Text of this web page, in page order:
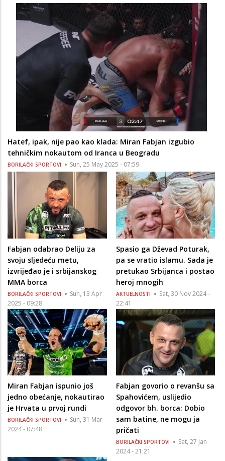
Hatef, ipak, nije pao kao klada: Miran Fabjan izgubio
tehničkim nokautom od Iranca u Beogradu
BORILAČKI SPORTOVI Sun, 25 May 2025 - 07:59
Fabjan odabrao Deliju za
svoju sljedeću metu,
izvrijeđao je i srbijanskog
MMA borca
BORILAČKI SPORTOVI
Sun, 13 Apr
2025 - 09:28
Spasio ga Dževad Poturak,
pa se vratio islamu. Sada je
pretukao Srbijanca i postao
heroj mnogih
AKTUELNOSTI
Sat, 30 Nov 2024 -
22:41
Miran Fabjan ispunio još
jedno obećanje, nokautirao
je Hrvata u prvoj rundi
BORILAČKI SPORTOVI
Sun, 31 Mar
2024 - 07:48
Fabjan govorio o revanšu sa
Spahovićem, uslijedio
odgovor bh. borca: Dobio
sam batine, ne mogu ja
pričati
BORILAČKI SPORTOVI
Sat, 27 Jan
2024 - 21:21